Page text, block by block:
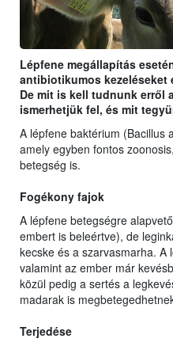
Lépfene megállapítás
antibiotikumos kezeléseket
De mit is kell tudnunk erről
ismerhetjük fel, és mit
A lépfene baktérium (Bacillus
amely egyben fontos
betegség is.
Fogékony fajok
A lépfene betegségre
embert is beleértve), de
kecske és a szarvasmarha. A
valamint az ember már
közül pedig a sertés a
madarak is
Terjedése